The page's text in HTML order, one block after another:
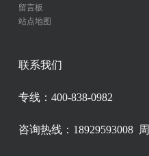
留言板
站点地图
联系我们
专线：400-838-0982
咨询热线：18929593008